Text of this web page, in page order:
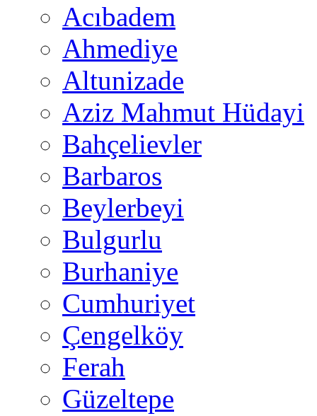
Acıbadem
Ahmediye
Altunizade
Aziz Mahmut Hüdayi
Bahçelievler
Barbaros
Beylerbeyi
Bulgurlu
Burhaniye
Cumhuriyet
Çengelköy
Ferah
Güzeltepe